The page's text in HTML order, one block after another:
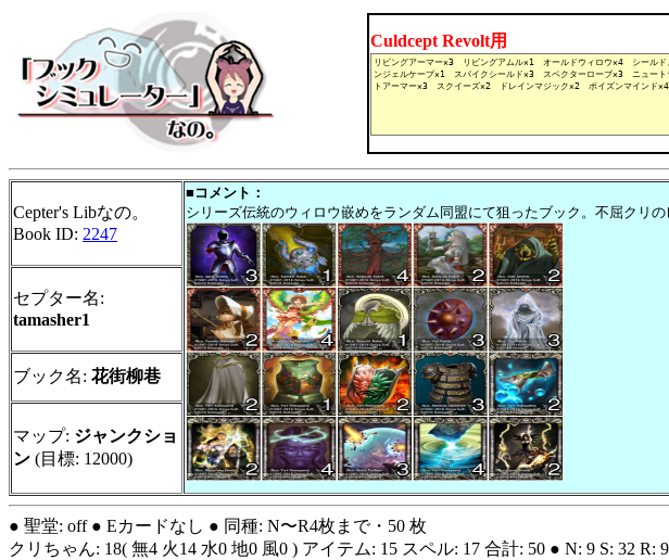
Culdcept Revolt用
Cepter's Libなの。
Book ID: 2247
■コメント：
シリーズ伝統のウィロウ嵌めをランダム同盟にて狙ったブック。不屈クリ
セプター名:
tamasher1
ブック名: 花街柳巷
マップ: ジャンクショ
ン (目標: 12000)
● 聖堂: off ● Eカードなし ● 同種: N〜R4枚まで・50 枚
クリちゃん: 18( 無4 火14 水0 地0 風0 ) アイテム: 15 スペル: 17 合計: 50 ● N: 9 S: 32 R: